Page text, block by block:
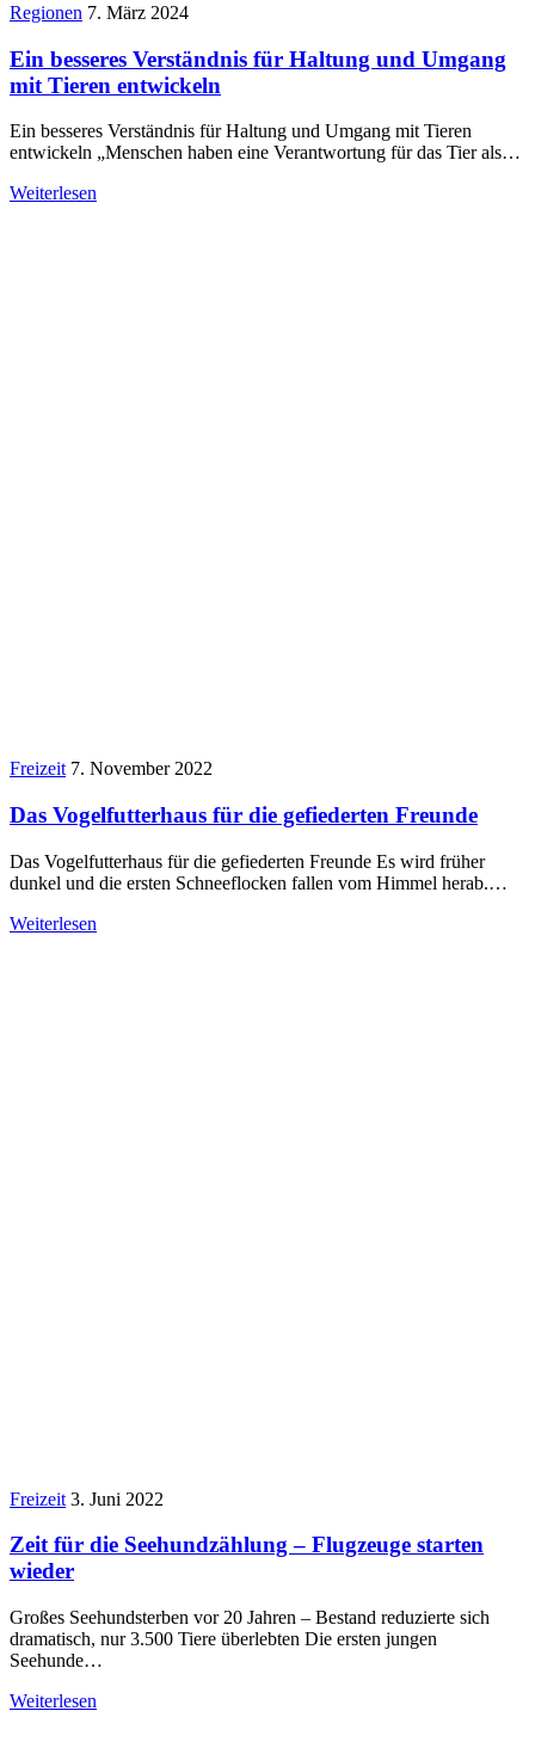
Regionen 7. März 2024
Ein besseres Verständnis für Haltung und Umgang
mit Tieren entwickeln
Ein besseres Verständnis für Haltung und Umgang mit Tieren
entwickeln „Menschen haben eine Verantwortung für das Tier als…
Weiterlesen
Freizeit 7. November 2022
Das Vogelfutterhaus für die gefiederten Freunde
Das Vogelfutterhaus für die gefiederten Freunde Es wird früher
dunkel und die ersten Schneeflocken fallen vom Himmel herab.…
Weiterlesen
Freizeit 3. Juni 2022
Zeit für die Seehundzählung – Flugzeuge starten
wieder
Großes Seehundsterben vor 20 Jahren – Bestand reduzierte sich
dramatisch, nur 3.500 Tiere überlebten Die ersten jungen
Seehunde…
Weiterlesen